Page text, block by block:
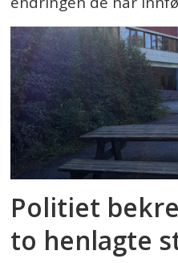
Politiet
to henlagte